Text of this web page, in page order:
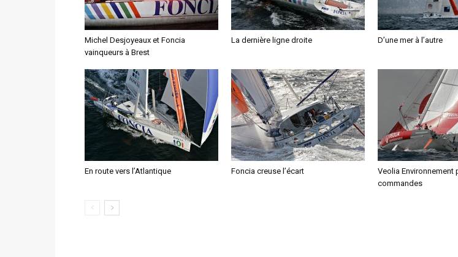
Michel Desjoyeaux et Foncia
vainqueurs à Brest
La dernière ligne droite D’une mer à l’autre
En route vers l’Atlantique Foncia creuse l’écart
Veolia Environnement
commandes